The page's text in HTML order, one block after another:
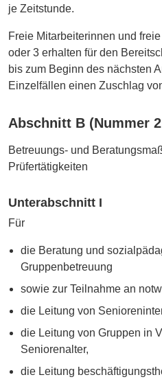
je Zeitstunde.
Freie Mitarbeiterinnen und
oder 3 erhalten für den
bis zum Beginn des nächsten
Einzelfällen einen Zuschlag
Abschnitt B (Nummer
Betreuungs- und
Prüfertätigkeiten
Unterabschnitt I
Für
die Beratung und
Gruppenbetreuung
sowie zur Teilnahme an
die Leitung von
die Leitung von Gruppen in
Seniorenalter,
die Leitung